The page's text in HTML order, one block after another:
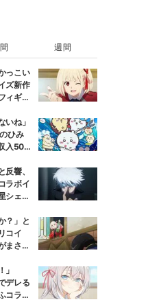
週間
っこい
ズ新作
ィギュ
いね」
ひみ
入50億
響、
ラボイ
シェ
？」と
コイ
まさか
」
デレる
コラボ